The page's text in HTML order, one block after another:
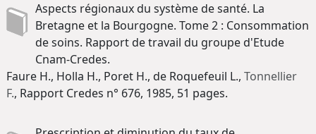
Aspects régionaux du système de santé. La
Bretagne et la Bourgogne. Tome 2 : Consommation
de soins. Rapport de travail du groupe d'Etude
Cnam-Credes.
Faure H., Holla H., Poret H., de Roquefeuil L., Tonnellier
F., Rapport Credes n° 676, 1985, 51 pages.